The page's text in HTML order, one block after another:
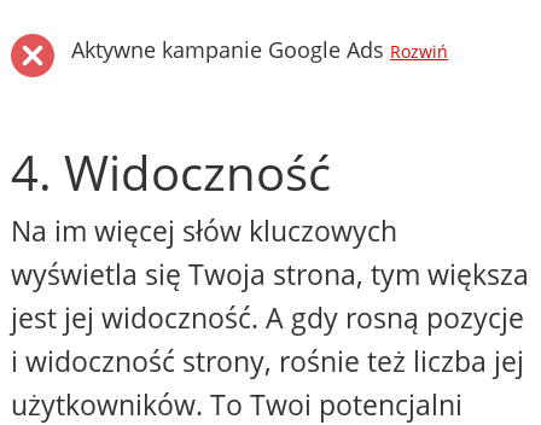
Aktywne kampanie Google Ads Rozwiń
4. Widoczność
Na im więcej słów kluczowych
wyświetla się Twoja strona, tym większa
jest jej widoczność. A gdy rosną pozycje
i widoczność strony, rośnie też liczba jej
użytkowników. To Twoi potencjalni